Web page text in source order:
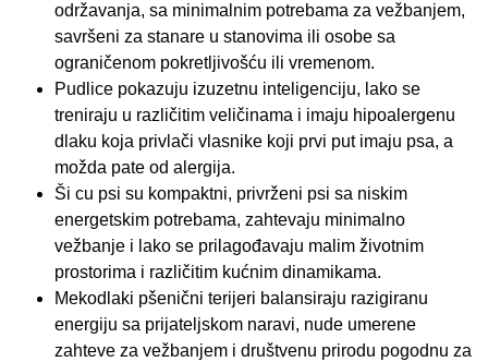
održavanja, sa minimalnim potrebama za vežbanjem,
savršeni za stanare u stanovima ili osobe sa
ograničenom pokretljivošću ili vremenom.
Pudlice pokazuju izuzetnu inteligenciju, lako se
treniraju u različitim veličinama i imaju hipoalergenu
dlaku koja privlači vlasnike koji prvi put imaju psa, a
možda pate od alergija.
Ši cu psi su kompaktni, privrženi psi sa niskim
energetskim potrebama, zahtevaju minimalno
vežbanje i lako se prilagođavaju malim životnim
prostorima i različitim kućnim dinamikama.
Mekodlaki pšenični terijeri balansiraju razigiranu
energiju sa prijateljskom naravi, nude umerene
zahteve za vežbanjem i društvenu prirodu pogodnu za